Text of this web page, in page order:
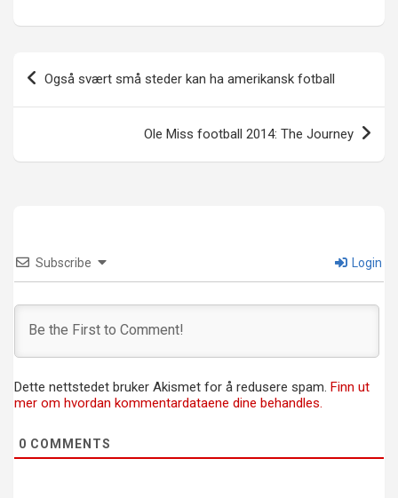
Innleggsnavigasjon
Også svært små steder kan ha amerikansk fotball
Ole Miss football 2014: The Journey
Subscribe Login
Dette nettstedet bruker Akismet for å redusere spam. Finn ut
mer om hvordan kommentardataene dine behandles.
0 COMMENTS